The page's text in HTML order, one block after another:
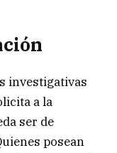
investigativas
a la
ser de
posean